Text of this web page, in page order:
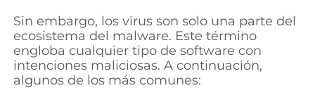
Sin embargo, los virus son solo una parte del
ecosistema del malware. Este término
engloba cualquier tipo de software con
intenciones maliciosas. A continuación,
algunos de los más comunes: